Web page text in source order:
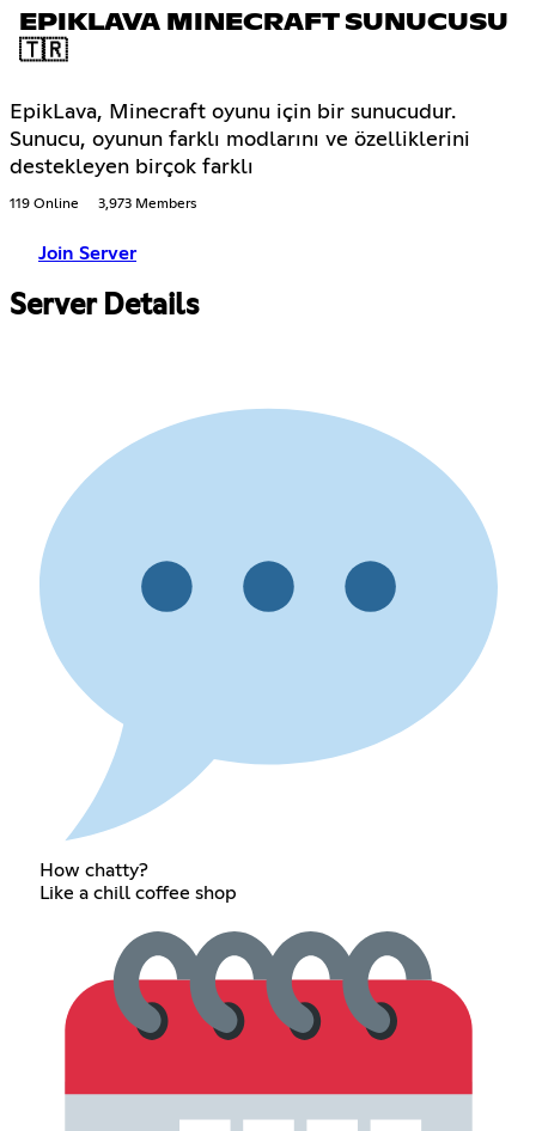
EPIKLAVA MINECRAFT SUNUCUSU
🇹🇷
EpikLava, Minecraft oyunu için bir sunucudur.
Sunucu, oyunun farklı modlarını ve özelliklerini
destekleyen birçok farklı
119 Online 3,973 Members
Join Server
Server Details
How chatty?
Like a chill coffee shop